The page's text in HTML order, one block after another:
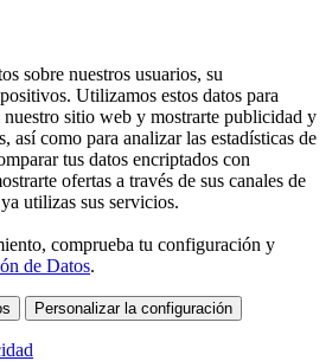
sobre nuestros usuarios, su
Utilizamos estos datos para
sitio web y mostrarte publicidad y
así como para analizar las estadísticas de
tus datos encriptados con
ofertas a través de sus canales de
utilizas sus servicios.
comprueba tu configuración y
de Datos.
Personalizar la configuración